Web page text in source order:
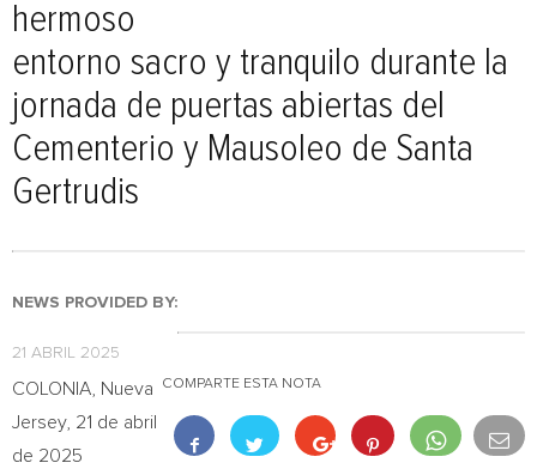
hermoso
entorno sacro y tranquilo durante la
jornada de puertas abiertas del
Cementerio y Mausoleo de Santa
Gertrudis
NEWS PROVIDED BY:
21 ABRIL 2025
COMPARTE ESTA NOTA
COLONIA
Nueva
Jersey, 21 de abril
de 2025